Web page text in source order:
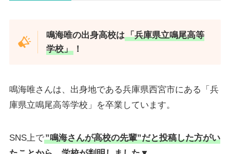
鳴海唯の出身高校は「兵庫県立鳴尾高等
学校」 ！
鳴海唯さんは、出身地である兵庫県西宮市にある「兵
庫県立鳴尾高等学校」を卒業しています。
SNS上で”鳴海さんが高校の先輩”だと投稿した方がい